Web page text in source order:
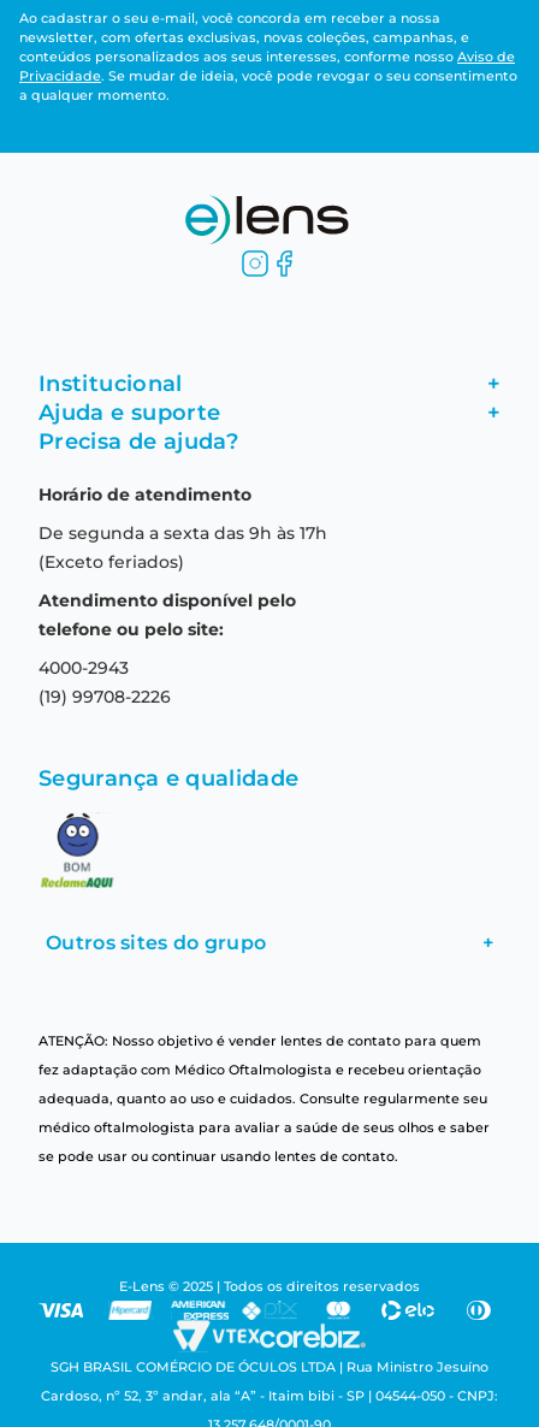
Ao cadastrar o seu e-mail, você concorda em receber a nossa
newsletter, com ofertas exclusivas, novas coleções, campanhas, e
conteúdos personalizados aos seus interesses, conforme nosso Aviso de
Privacidade. Se mudar de ideia, você pode revogar o seu consentimento
a qualquer momento.
Institucional +
Fale conosco
Formas de pagamento
Aviso de privacidade
Termos e condições de uso
Ajuda e suporte +
Garantia
Troca e devolução
Central de relacionamento
Precisa de ajuda?
Horário de atendimento
De segunda a sexta das 9h às 17h
(Exceto feriados)
Atendimento disponível pelo
telefone ou pelo site:
4000-2943
(19) 99708-2226
Segurança e qualidade
Outros sites do grupo +
ATENÇÃO: Nosso objetivo é vender lentes de contato para quem
fez adaptação com Médico Oftalmologista e recebeu orientação
adequada, quanto ao uso e cuidados. Consulte regularmente seu
médico oftalmologista para avaliar a saúde de seus olhos e saber
se pode usar ou continuar usando lentes de contato.
E-Lens © 2025 | Todos os direitos reservados
SGH BRASIL COMÉRCIO DE ÓCULOS LTDA | Rua Ministro Jesuíno
Cardoso, nº 52, 3º andar, ala “A” - Itaim bibi - SP | 04544-050 - CNPJ: